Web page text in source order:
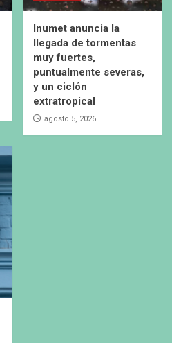
Inumet anuncia la
llegada de tormentas
muy fuertes,
puntualmente severas,
y un ciclón
extratropical
agosto 5, 2026